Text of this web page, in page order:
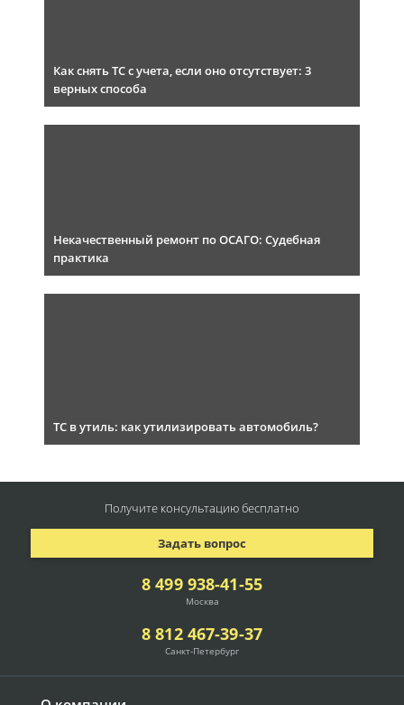
Как снять ТС с учета, если оно отсутствует: 3
верных способа
Некачественный ремонт по ОСАГО: Судебная
практика
ТС в утиль: как утилизировать автомобиль?
8 499 938-41-55
Москва
8 812 467-39-37
Санкт-Петербург
Задать вопрос
Получите консультациюбесплатно